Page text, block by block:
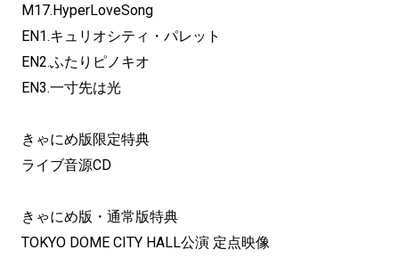
M17.HyperLoveSong
EN1.キュリオシティ・パレット
EN2.ふたりピノキオ
EN3.一寸先は光
きゃにめ版限定特典
ライブ音源CD
きゃにめ版・通常版特典
TOKYO DOME CITY HALL公演 定点映像